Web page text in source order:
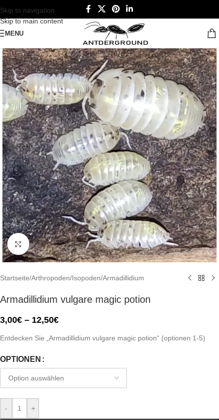
Skip to navigation
Skip to main content
MENU
Click to enlarge
Startseite/Arthropoden/Isopoden/Armadillidium
Armadillidium vulgare magic potion
3,00€ – 12,50€
Entdecken Sie „Armadillidium vulgare magic potion“ (optionen 1-5)
OPTIONEN
- +